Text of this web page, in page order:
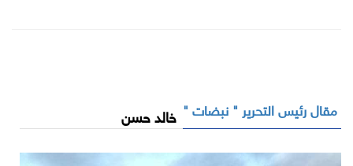
مقال رئيس التحرير " نبضات " خالد حسن